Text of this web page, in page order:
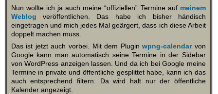
Nun wollte ich ja auch meine “offiziellen” Termine auf meinem
Weblog veröffentlichen. Das habe ich bisher händisch
eingetragen und mich jedes Mal geärgert, dass ich diese Arbeit
doppelt machen muss.
Das ist jetzt auch vorbei. Mit dem Pluginwpng-calendarvon
Google kann man automatisch seine Termine in der Sidebar
von WordPress anzeigen lassen. Und da ich bei Google meine
Termine in private und öffentliche gesplittet habe, kann ich das
auch entsprechend filtern. Da wird halt nur der öffentliche
Kalender angezeigt.